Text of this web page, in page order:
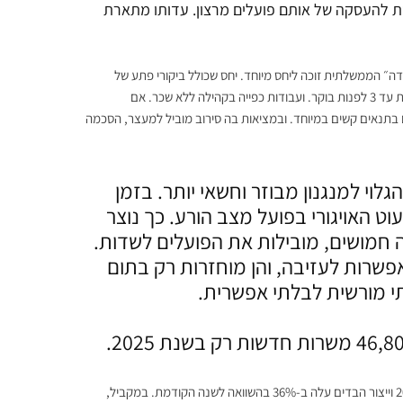
להעסקה של אותם פועלים מרצון. עדותו מתארת
הממשלתית זוכה ליחס מיוחד. יחס שכולל ביקורי פתע של
פקידים בביתו למטרת לחץ פסיכולוגי. זימונים לישיבות "חינוך מחדש" שנמשכות עד 3 לפנות בוקר. ועבודות כפייה בקהילה ללא שכר. אם
נמשכת, המדינה עוברת למעצרים אדמיניסטרטיביים של עד 15 יום בתנאים קשים במיוחד. ובמציאות בה סירוב מוביל למעצר, הסכמה
למנגנון מבוזר וחשאי יותר. בזמן
האויגורי בפועל מצב הורע. כך נוצר
חמושים, מובילות את הפועלים לשדות.
לעזיבה, והן מוחזרות רק בתום
מורשית לבלתי אפשרית.
כאשר לפי ה-SOURCING JOURNAL תפוקת ייצור החוטים זינקה ביותר מ-20% וייצור הבדים עלה ב-36% בהשוואה לשנה הקודמת. במקביל,